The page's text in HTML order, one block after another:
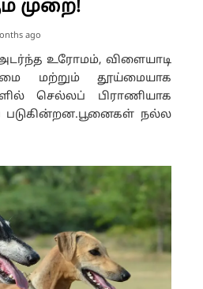
முறை!
ago
அடர்ந்த உரோமம், விளையாடி
மற்றும் தூய்மையாக
செல்லப் பிராணியாக
நல்ல